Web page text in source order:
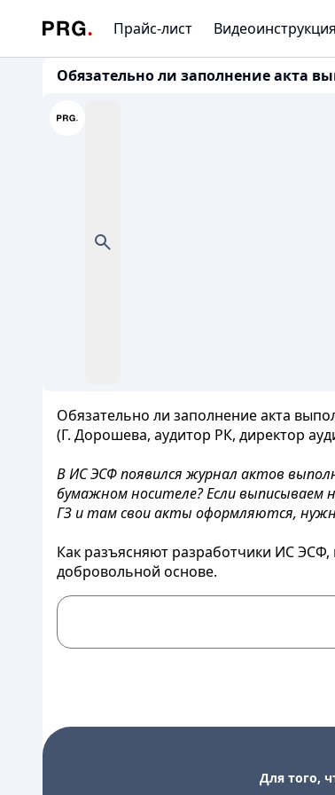
Прайс-лист Видеоинструкция
Обязательно ли заполнение акта
Обязательно ли заполнение акта
(Г. Дорошева, аудитор РК, директор
В ИС ЭСФ появился журнал актов
бумажном носителе? Если выписываем
ГЗ и там свои акты оформляются,
Как разъясняют разработчики ИС
добровольной основе.
Для того,